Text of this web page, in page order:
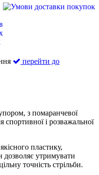
перейти до
з помаранчевої
і розважальної
пластику,
дозволяє утримувати
точність стрільби.